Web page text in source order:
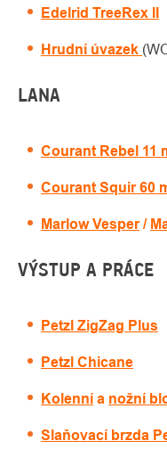
Edelrid TreeRex II
Hrudní úvazek
LANA
Courant Rebel 11
Courant Squir 60
Marlow Vesper/
VÝSTUP A PRÁCE
Petzl ZigZag Plus
Petzl Chicane
Kolennía nožní
Slaňovací brzda